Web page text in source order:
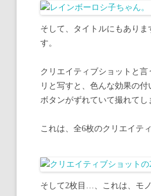
そして、タイトルにもあり
す。
クリエイティブショットと言
リと写すと、色んな効果の
ボタンがずれていて撮れてし
これは、全6枚のクリエイテ
そして2枚目…、これは、モ